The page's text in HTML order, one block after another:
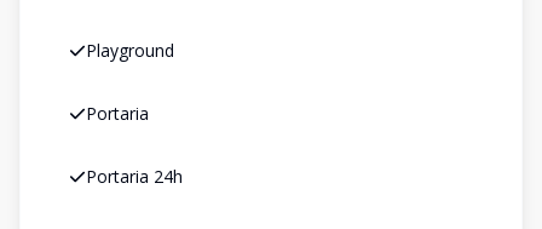
Playground
Portaria
Portaria 24h